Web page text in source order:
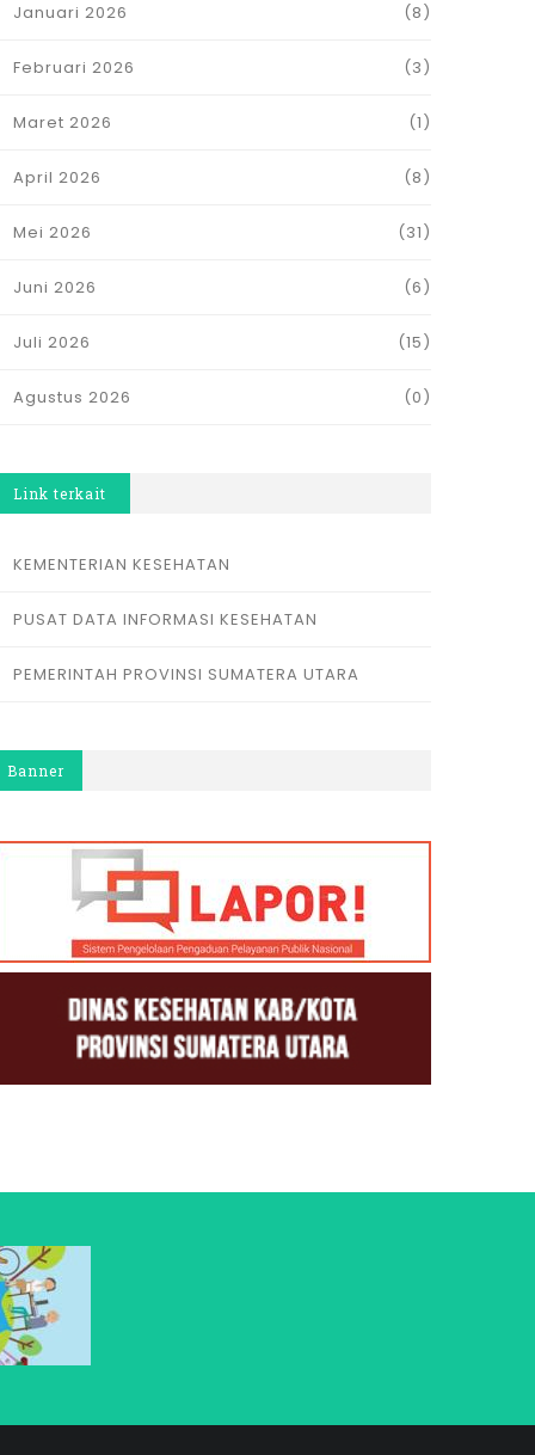
Januari 2026 (8)
Februari 2026 (3)
Maret 2026 (1)
April 2026 (8)
Mei 2026 (31)
Juni 2026 (6)
Juli 2026 (15)
Agustus 2026 (0)
Link terkait
KEMENTERIAN KESEHATAN
PUSAT DATA INFORMASI KESEHATAN
PEMERINTAH PROVINSI SUMATERA UTARA
Banner